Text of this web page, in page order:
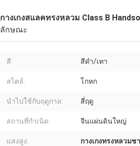
กางเกงสแลคทรงหลวม Class B
ลักษณะ
สี: สีดำ/เทา
สไตล์: โกหก
นำไปใช้กับฤดูกาล: สี่ฤดู
สถานที่กำเนิด: จีนแผ่นดินใหญ่
แสงสูง: กางเกงทรงหลวมช